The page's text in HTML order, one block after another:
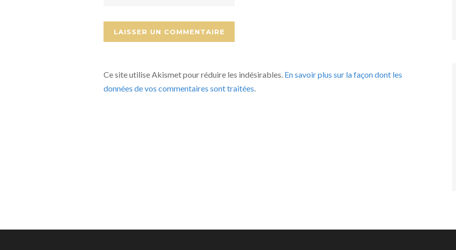
Ce site utilise Akismet pour réduire les indésirables. En savoir plus sur la façon dont les
données de vos commentaires sont traitées.